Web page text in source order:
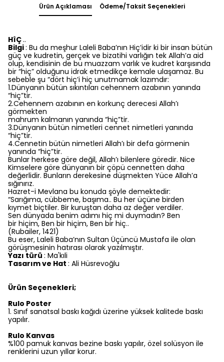
Ürün Açıklaması Ödeme/Taksit Seçenekleri
HîÇ..
Bilgi: Bu da meşhur Laleli Baba’nın Hiç’idir ki bir insan bütün
güç ve kudretin, gerçek ve bizatihi varlığın tek Allah’a aid
olup, kendisinin de bu muazzam varlık ve kudret karşısında
bir “hiç” olduğunu idrak etmedikçe kemale ulaşamaz. Bu
sebeble şu “dört hiç’i hiç unutmamak lazımdır:
1.Dünyanın bütün sıkıntıları cehennem azabının yanında
“hiç”tir.
2.Cehennem azabının en korkunç derecesi Allah’ı
görmekten
mahrum kalmanın yanında “hiç”tir.
3.Dünyanın bütün nimetleri cennet nimetleri yanında
“hiç”tir.
4.Cennetin bütün nimetleri Allah’ı bir defa görmenin
yanında “hiç”tir.
Bunlar herkese göre değil, Allah’ı bilenlere göredir. Nice
Kimselere göre dünyanın bir çöpü cennetten daha
değerlidir. Bunların derekesine düşmekten Yüce Allah’a
sığınırız.
Hazret-i Mevlana bu konuda şöyle demektedir:
“Sarığıma, cübbeme, başıma.. Bu her üçüne birden
kıymet biçtiler. Bir kuruştan daha az değer verdiler.
Sen dünyada benim adımı hiç mi duymadın? Ben
bir hiçim, Ben bir hiçim, Ben bir hiç..
(Rubailer, 1421)
Bu eser, Laleli Baba’nın Sultan Üçüncü Mustafa ile olan
görüşmesinin hatırası olarak yazılmıştır.
Yazı türü : Ma'kıli
Tasarım ve Hat : Ali Hüsrevoğlu
Ürün Seçenekleri;
Rulo Poster
1.⁠ ⁠Sınıf sanatsal baskı kağıdı üzerine yüksek kalitede baskı
yapılır.
Rulo Kanvas
%100 pamuk kanvas bezine baskı yapılır, özel solüsyon ile
renklerini uzun yıllar korur.